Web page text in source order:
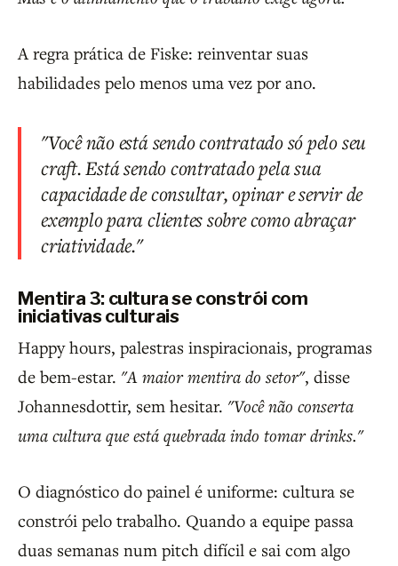
A regra prática de Fiske: reinventar suas
habilidades pelo menos uma vez por ano.
"Você não está sendo contratado só pelo seu
craft. Está sendo contratado pela sua
capacidade de consultar, opinar e servir de
exemplo para clientes sobre como abraçar
criatividade."
Mentira 3: cultura se constrói com
iniciativas culturais
Happy hours, palestras inspiracionais, programas
de bem-estar. "A maior mentira do setor", disse
Johannesdottir, sem hesitar. "Você não conserta
uma cultura que está quebrada indo tomar drinks."
O diagnóstico do painel é uniforme: cultura se
constrói pelo trabalho. Quando a equipe passa
duas semanas num pitch difícil e sai com algo